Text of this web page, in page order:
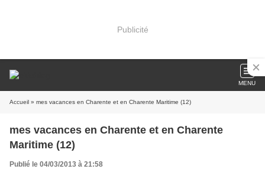
Publicité
MENU
Accueil » mes vacances en Charente et en Charente Maritime (12)
mes vacances en Charente et en Charente
Maritime (12)
Publié le 04/03/2013 à 21:58